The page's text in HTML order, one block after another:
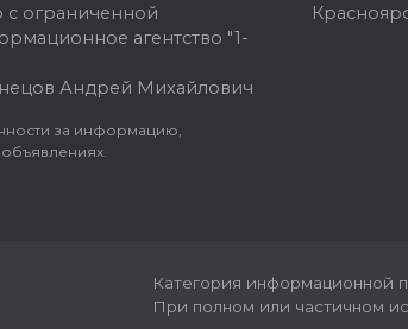
ограниченной
агентство "1-
Андрей Михайлович
за информацию,
Категория информационной
При полном или частичном